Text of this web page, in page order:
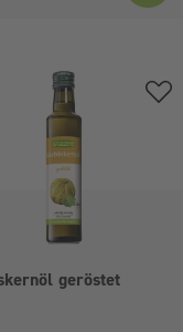
geröstet